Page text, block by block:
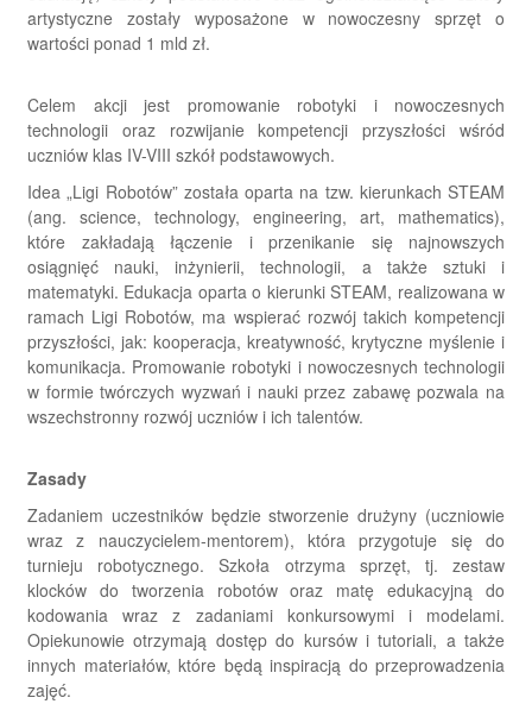
artystyczne zostały wyposażone w nowoczesny sprzęt o
wartości ponad 1 mld zł.
Celem akcji jest promowanie robotyki i nowoczesnych
technologii oraz rozwijanie kompetencji przyszłości wśród
uczniów klas IV-VIII szkół podstawowych.
Idea „Ligi Robotów” została oparta na tzw. kierunkach STEAM
(ang. science, technology, engineering, art, mathematics),
które zakładają łączenie i przenikanie się najnowszych
osiągnięć nauki, inżynierii, technologii, a także sztuki i
matematyki. Edukacja oparta o kierunki STEAM, realizowana w
ramach Ligi Robotów, ma wspierać rozwój takich kompetencji
przyszłości, jak: kooperacja, kreatywność, krytyczne myślenie i
komunikacja. Promowanie robotyki i nowoczesnych technologii
w formie twórczych wyzwań i nauki przez zabawę pozwala na
wszechstronny rozwój uczniów i ich talentów.
Zasady
Zadaniem uczestników będzie stworzenie drużyny (uczniowie
wraz z nauczycielem-mentorem), która przygotuje się do
turnieju robotycznego. Szkoła otrzyma sprzęt, tj. zestaw
klocków do tworzenia robotów oraz matę edukacyjną do
kodowania wraz z zadaniami konkursowymi i modelami.
Opiekunowie otrzymają dostęp do kursów i tutoriali, a także
innych materiałów, które będą inspiracją do przeprowadzenia
zajęć.